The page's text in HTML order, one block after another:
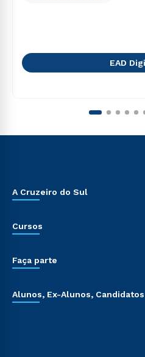
EAD
A Cruzeiro do Sul
Cursos
Faça parte
Alunos, Ex-Alunos, Candidatos